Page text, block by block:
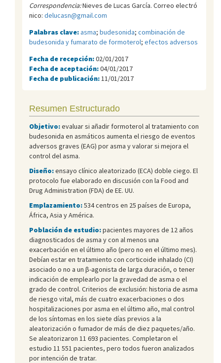
Correspondencia:Nieves de Lucas García. Correo electró
nico: delucasn@gmail.com
Palabras clave:asma; budesonida; combinación de
budesonida y fumarato de formoterol; efectos adversos
Fecha de recepción:02/01/2017
Fecha de aceptación:04/01/2017
Fecha de publicación: 11/01/2017
Resumen Estructurado
Objetivo:evaluar si añadir formoterol al tratamiento con
budesonida en asmáticos aumenta el riesgo de eventos
adversos graves (EAG) por asma y valorar si mejora el
control del asma.
Diseño:ensayo clínico aleatorizado (ECA) doble ciego. El
protocolo fue elaborado en discusión con la Food and
Drug Administration (FDA) de EE. UU.
Emplazamiento:534 centros en 25 países de Europa,
África, Asia y América.
Población de estudio:pacientes mayores de 12 años
diagnosticados de asma y con al menos una
exacerbación en el último año (pero no en el último mes).
Debían estar en tratamiento con corticoide inhalado (CI)
asociado o no a un β-agonista de larga duración, o tener
indicación de emplearlo por la gravedad de asma o el
grado de control. Criterios de exclusión: historia de asma
de riesgo vital, más de cuatro exacerbaciones o dos
hospitalizaciones por asma en el último año, mal control
de los síntomas en los siete días previos a la
aleatorización o fumador de más de diez paquetes/año.
Se aleatorizaron 11 693 pacientes. Completaron el
estudio 11 551 pacientes, pero todos fueron analizados
por intención de tratar.